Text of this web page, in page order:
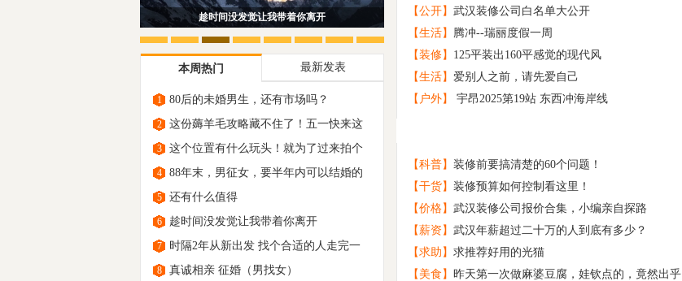
趁时间没发觉让我带着你离开
本周热门 最新发表
1 80后的未婚男生，还有市场吗？
2
这份薅羊毛攻略藏不住了！五一快来这
里“原
3 这个位置有什么玩头！就为了过来拍个
4 88年末，男征女，要半年内可以结婚的
5 还有什么值得
6 趁时间没发觉让我带着你离开
7 时隔2年从新出发 找个合适的人走完一
8 真诚相亲 征婚（男找女）
给自己打个相亲广告
找旅游搭子
原创 禅虚梦
校园恋爱出真爱 再加个初恋就是王炸
原创 浓碧禅堂
【公开】 武汉装修公司白名单大公开
【生活】 腾冲--瑞丽度假一周
【装修】 125平装出160平感觉的现代风
【生活】 爱别人之前，请先爱自己
【户外】 宇昂2025第19站 东西冲海岸线
【科普】 装修前要搞清楚的60个问题！
【干货】 装修预算如何控制看这里！
【价格】 武汉装修公司报价合集，小编亲自探路
【薪资】 武汉年薪超过二十万的人到底有多少？
【求助】 求推荐好用的光猫
【美食】 昨天第一次做麻婆豆腐，娃钦点的，竟然出乎